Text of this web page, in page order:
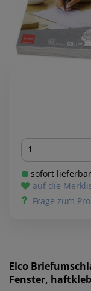
Menge
sofort lieferbar
auf die
Frage zum
Elco
Fenster,